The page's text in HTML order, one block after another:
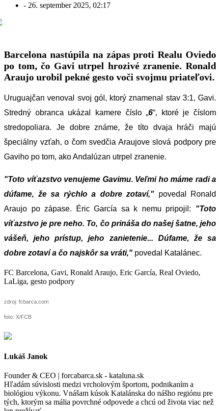
- 26. september 2025, 02:17
Barcelona nastúpila na zápas proti Realu Oviedo
po tom, čo Gavi utrpel hrozivé zranenie. Ronald
Araujo urobil pekné gesto voči svojmu priateľovi.
Uruguajčan venoval svoj gól, ktorý znamenal stav 3:1, Gavi.
Stredný obranca ukázal kamere číslo „6“, ktoré je číslom
stredopoliara. Je dobre známe, že títo dvaja hráči majú
špeciálny vzťah, o čom svedčia Araujove slová podpory pre
Gaviho po tom, ako Andalúzan utrpel zranenie.
"Toto víťazstvo venujeme Gavimu. Veľmi ho máme radi a
dúfame, že sa rýchlo a dobre zotaví," povedal Ronald
Araujo po zápase. Éric García sa k nemu pripojil: "Toto
víťazstvo je pre neho. To, čo prináša do našej šatne, jeho
vášeň, jeho prístup, jeho zanietenie... Dúfame, že sa
dobre zotaví a čo najskôr sa vráti," povedal Katalánec.
FC Barcelona, Gavi, Ronald Araujo, Eric García, Real Oviedo,
LaLiga, gesto podpory
zdroj: fcbarca.com
foto: X/FCB
Lukáš Janok
Founder & CEO | forcabarca.sk - kataluna.sk
Hľadám súvislosti medzi vrcholovým športom, podnikaním a
biológiou výkonu. Vnášam kúsok Katalánska do nášho regiónu pre
tých, ktorým sa mália povrchné odpovede a chcú od života viac než